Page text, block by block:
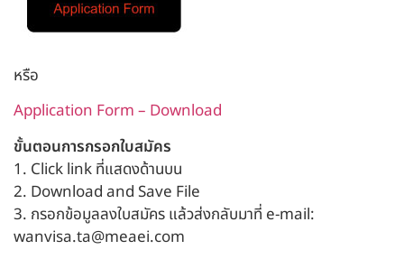
หรือ
Application Form – Download
ขั้นตอนการกรอกใบสมัคร
1. Click link ที่แสดงด้านบน
2. Download and Save File
3. กรอกข้อมูลลงใบสมัคร แล้วส่งกลับมาที่ e-mail:
wanvisa.ta@meaei.com